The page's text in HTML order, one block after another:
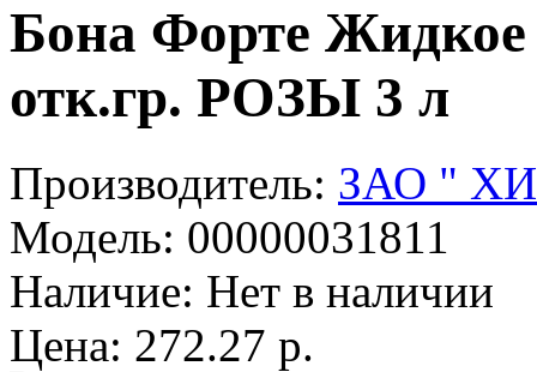
Бона Форте Жидкое
отк.гр. РОЗЫ 3 л
Производитель: ЗАО "
Модель: 00000031811
Наличие: Нет в наличии
Цена: 272.27 р.